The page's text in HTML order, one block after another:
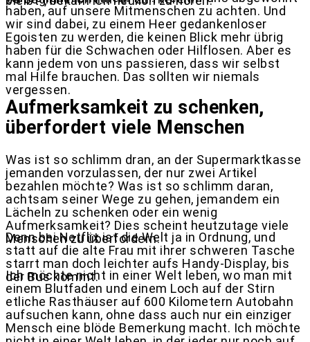
haben, auf unsere Mitmenschen zu achten. Und
wir sind dabei, zu einem Heer gedankenloser
Egoisten zu werden, die keinen Blick mehr übrig
haben für die Schwachen oder Hilflosen. Aber es
kann jedem von uns passieren, dass wir selbst
mal Hilfe brauchen. Das sollten wir niemals
vergessen.
Aufmerksamkeit zu schenken,
überfordert viele Menschen
Was ist so schlimm dran, an der Supermarktkasse
jemanden vorzulassen, der nur zwei Artikel
bezahlen möchte? Was ist so schlimm daran,
achtsam seiner Wege zu gehen, jemandem ein
Lächeln zu schenken oder ein wenig
Aufmerksamkeit? Dies scheint heutzutage viele
Menschen zu überfordern.
Denn bei Netflix ist die Welt ja in Ordnung, und
statt auf die alte Frau mit ihrer schweren Tasche
starrt man doch leichter aufs Handy-Display, bis
der Bus kommt.
Ich möchte nicht in einer Welt leben, wo man mit
einem Blutfaden und einem Loch auf der Stirn
etliche Rasthäuser auf 600 Kilometern Autobahn
aufsuchen kann, ohne dass auch nur ein einziger
Mensch eine blöde Bemerkung macht. Ich möchte